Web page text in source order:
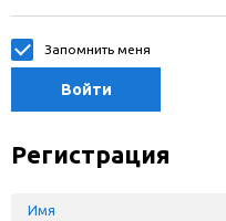
Запомнить меня
Войти
Регистрация
Имя